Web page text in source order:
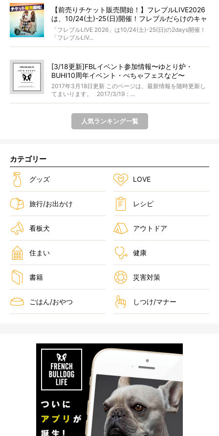
【前売りチケット販売開始！】フレブルLIVE2026
は、10/24(土)-25(日)開催！フレブルだらけのキャ
ンプ・前夜祭・バスプランも新登場!?
「フレブルLIVE 2026」は10/24(土)-25(日)の2days開催！
「フレブルLIV...
[3/18更新]FBLイベント参加情報〜ゆとり炉・
BUHI10周年イベント・ぺちゃフェスなど〜
2017年3月18日更新 このページは、最新情報を随時更新し
てまいります。 2017/3/19：...
人気ランキング一覧
カテゴリー
グッズ LOVE
旅行/お出かけ レシピ
看板犬 アウトドア
住まい 健康
書籍 災害対策
ごはん/おやつ しつけ/マナー